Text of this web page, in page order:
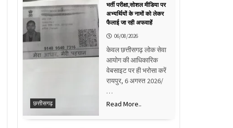
छत्तीसगढ़
भर्ती परीक्षा,सोशल मीडिया पर
अभ्यर्थियों के नामों को लेकर
फैलाई जा रही अफवाहें
06/08/2026
केवल छत्तीसगढ़ लोक सेवा
आयोग की आधिकारिक
वेबसाइट पर ही भरोसा करें
रायपुर, 6 अगस्त 2026/
…
Read More..